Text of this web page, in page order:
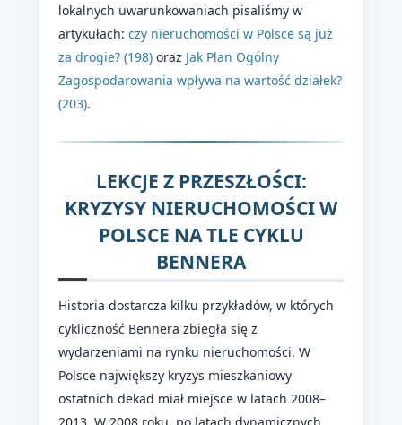
lokalnych uwarunkowaniach pisaliśmy w
artykułach: czy nieruchomości w Polsce są już
za drogie? (198) oraz Jak Plan Ogólny
Zagospodarowania wpływa na wartość działek?
(203).
LEKCJE Z PRZESZŁOŚCI:
KRYZYSY NIERUCHOMOŚCI W
POLSCE NA TLE CYKLU
BENNERA
Historia dostarcza kilku przykładów, w których
cykliczność Bennera zbiegła się z
wydarzeniami na rynku nieruchomości. W
Polsce największy kryzys mieszkaniowy
ostatnich dekad miał miejsce w latach 2008–